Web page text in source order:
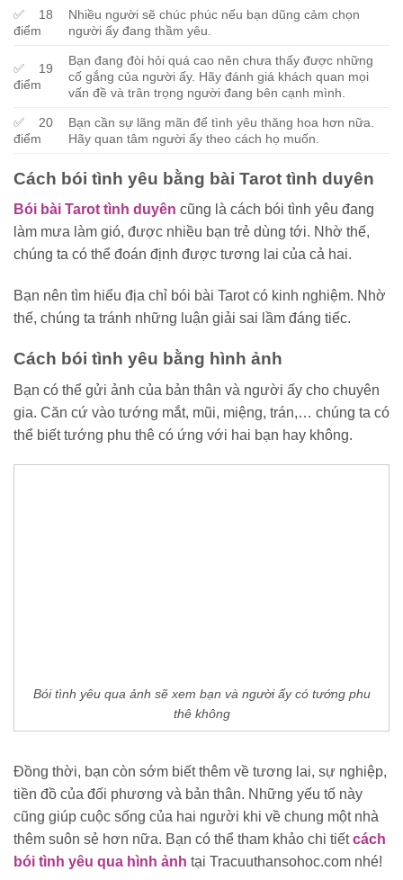
✅ 18
điểm
Nhiều người sẽ chúc phúc nếu bạn dũng cảm chọn
người ấy đang thầm yêu.
✅ 19
điểm
Bạn đang đòi hỏi quá cao nên chưa thấy được những
cố gắng của người ấy. Hãy đánh giá khách quan mọi
vấn đề và trân trọng người đang bên cạnh mình.
✅ 20
điểm
Bạn cần sự lãng mãn để tình yêu thăng hoa hơn nữa.
Hãy quan tâm người ấy theo cách họ muốn.
Cách bói tình yêu bằng bài Tarot tình duyên
Bói bài Tarot tình duyên cũng là cách bói tình yêu đang
làm mưa làm gió, được nhiều bạn trẻ dùng tới. Nhờ thế,
chúng ta có thể đoán định được tương lai của cả hai.
Bạn nên tìm hiểu địa chỉ bói bài Tarot có kinh nghiệm. Nhờ
thế, chúng ta tránh những luận giải sai lầm đáng tiếc.
Cách bói tình yêu bằng hình ảnh
Bạn có thể gửi ảnh của bản thân và người ấy cho chuyên
gia. Căn cứ vào tướng mắt, mũi, miệng, trán,… chúng ta có
thể biết tướng phu thê có ứng với hai bạn hay không.
Bói tình yêu qua ảnh sẽ xem bạn và người ấy có tướng phu
thê không
Đồng thời, bạn còn sớm biết thêm về tương lai, sự nghiệp,
tiền đồ của đối phương và bản thân. Những yếu tố này
cũng giúp cuộc sống của hai người khi về chung một nhà
thêm suôn sẻ hơn nữa. Bạn có thể tham khảo chi tiếtcách
bói tình yêu qua hình ảnh tại Tracuuthansohoc.com nhé!